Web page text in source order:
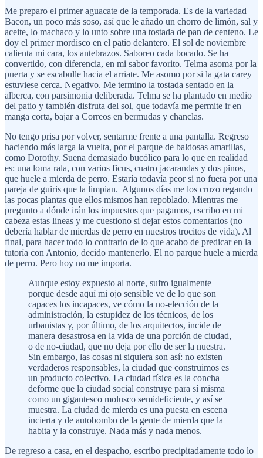
Me preparo el primer aguacate de la temporada. Es de la variedad
Bacon, un poco más soso, así que le añado un chorro de limón, sal y
aceite, lo machaco y lo unto sobre una tostada de pan de centeno. Le
doy el primer mordisco en el patio delantero. El sol de noviembre
calienta mi cara, los antebrazos. Saboreo cada bocado. Se ha
convertido, con diferencia, en mi sabor favorito. Telma asoma por la
puerta y se escabulle hacia el arriate. Me asomo por si la gata carey
estuviese cerca. Negativo. Me termino la tostada sentado en la
alberca, con parsimonia deliberada. Telma se ha plantado en medio
del patio y también disfruta del sol, que todavía me permite ir en
manga corta, bajar a Correos en bermudas y chanclas.
No tengo prisa por volver, sentarme frente a una pantalla. Regreso
haciendo más larga la vuelta, por el parque de baldosas amarillas,
como Dorothy. Suena demasiado bucólico para lo que en realidad
es: una loma rala, con varios ficus, cuatro jacarandas y dos pinos,
que huele a mierda de perro. Estaría todavía peor si no fuera por una
pareja de guiris que la limpian. Algunos días me los cruzo regando
las pocas plantas que ellos mismos han repoblado. Mientras me
pregunto a dónde irán los impuestos que pagamos, escribo en mi
cabeza estas lineas y me cuestiono si dejar estos comentarios (no
debería hablar de mierdas de perro en nuestros trocitos de vida). Al
final, para hacer todo lo contrario de lo que acabo de predicar en la
tutoría con Antonio, decido mantenerlo. El no parque huele a mierda
de perro. Pero hoy no me importa.
Aunque estoy expuesto al norte, sufro igualmente
porque desde aquí mi ojo sensible ve de lo que son
capaces los incapaces, ve cómo la no-elección de la
administración, la estupidez de los técnicos, de los
urbanistas y, por último, de los arquitectos, incide de
manera desastrosa en la vida de una porción de ciudad,
o de no-ciudad, que no deja por ello de ser la nuestra.
Sin embargo, las cosas ni siquiera son así: no existen
verdaderos responsables, la ciudad que construimos es
un producto colectivo. La ciudad física es la concha
deforme que la ciudad social construye para sí misma
como un gigantesco molusco semideficiente, y así se
muestra. La ciudad de mierda es una puesta en escena
incierta y de autobombo de la gente de mierda que la
habita y la construye. Nada más y nada menos.
De regreso a casa, en el despacho, escribo precipitadamente todo lo